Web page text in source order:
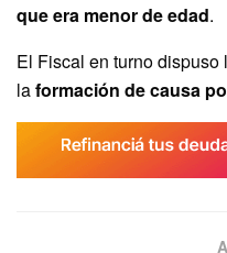
que era menor de edad.
El Fiscal en turno
laformación de causa